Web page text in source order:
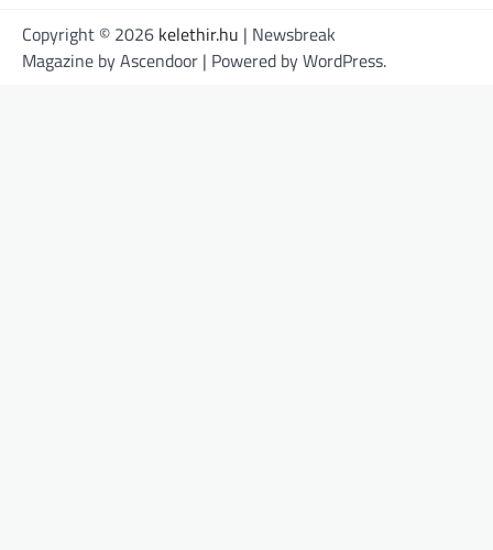
Copyright © 2026 kelethir.hu | Newsbreak
Magazine byAscendoor | Powered byWordPress.